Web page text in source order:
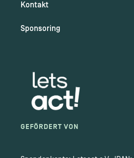
Kontakt
Sponsoring
GEFÖRDERT VON